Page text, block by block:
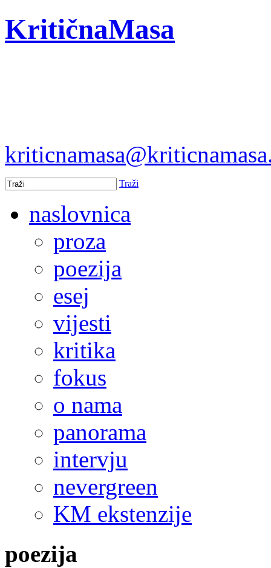
KritičnaMasa
Traži
naslovnica
proza
poezija
esej
vijesti
kritika
fokus
o nama
panorama
intervju
nevergreen
KM ekstenzije
poezija